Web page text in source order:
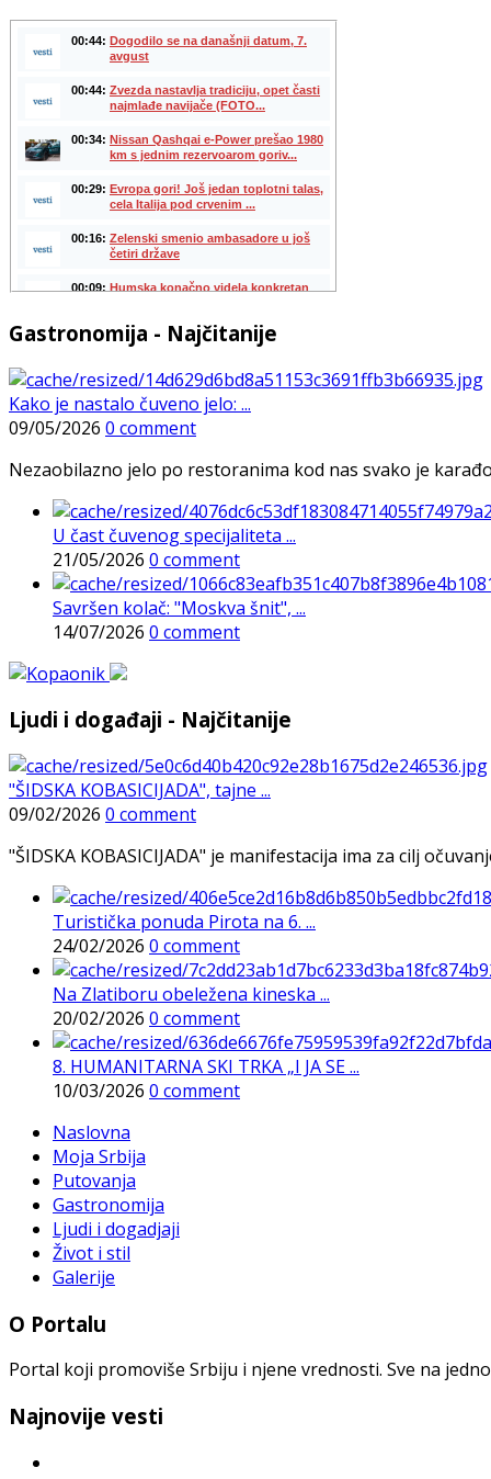
Gastronomija - Najčitanije
Kako je nastalo čuveno jelo: ...
09/05/2026 0 comment
Nezaobilazno jelo po restoranima kod nas svako je
U čast čuvenog specijaliteta ...
21/05/2026 0 comment
Savršen kolač: "Moskva šnit", ...
14/07/2026 0 comment
Ljudi i događaji - Najčitanije
"ŠIDSKA KOBASICIJADA", tajne ...
09/02/2026 0 comment
"ŠIDSKA KOBASICIJADA" je manifestacija ima za cilj
Turistička ponuda Pirota na 6. ...
24/02/2026 0 comment
Na Zlatiboru obeležena kineska ...
20/02/2026 0 comment
8. HUMANITARNA SKI TRKA „I JA SE ...
10/03/2026 0 comment
Naslovna
Moja Srbija
Putovanja
Gastronomija
Ljudi i dogadjaji
Život i stil
Galerije
O Portalu
Portal koji promoviše Srbiju i njene vrednosti. Sve na
Najnovije vesti